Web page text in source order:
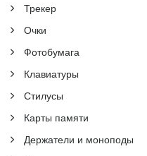
Трекер
Очки
Фотобумага
Клавиатуры
Стилусы
Карты памяти
Держатели и моноподы